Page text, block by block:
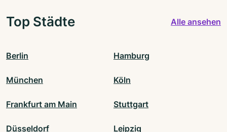
Top Städte Alle ansehen
Berlin Hamburg
München Köln
Frankfurt am Main Stuttgart
Düsseldorf Leipzig